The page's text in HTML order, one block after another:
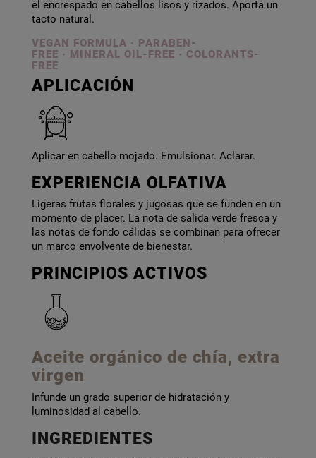
el encrespado en cabellos lisos y rizados. Aporta un
tacto natural.
VEGAN FORMULA · PARABEN-
FREE · MINERAL OIL-FREE · COLORANTS-
FREE
APLICACIÓN
Aplicar en cabello mojado. Emulsionar. Aclarar.
EXPERIENCIA OLFATIVA
Ligeras frutas florales y jugosas que se funden en un
momento de placer. La nota de salida verde fresca y
las notas de fondo cálidas se combinan para ofrecer
un marco envolvente de bienestar.
PRINCIPIOS ACTIVOS
Aceite orgánico de chía, extra
virgen
Infunde un grado superior de hidratación y
luminosidad al cabello.
INGREDIENTES